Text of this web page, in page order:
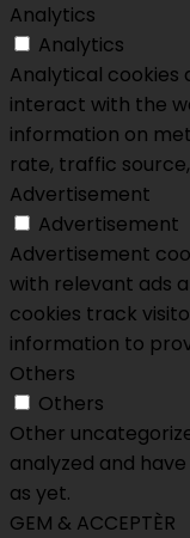
Analytics
Analytics
Analytical cookies
interact with the
information on
rate, traffic
Advertisement
Advertisement
Advertisement
with relevant ads
cookies track
information to
Others
Others
Other
analyzed and
as yet.
GEM & ACCEPTÈR